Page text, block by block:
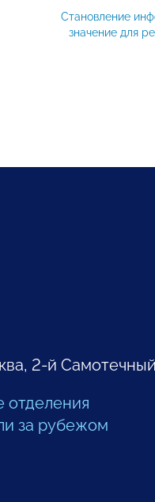
Становление
значение для
2-й
отделения
за рубежом